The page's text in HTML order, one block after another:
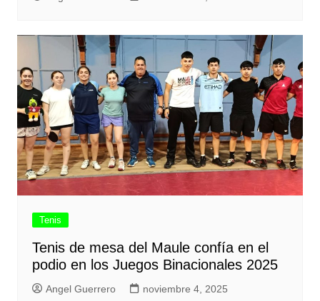
Tenis
Tenis de mesa del Maule confía en el
podio en los Juegos Binacionales 2025
Angel Guerrero noviembre 4, 2025